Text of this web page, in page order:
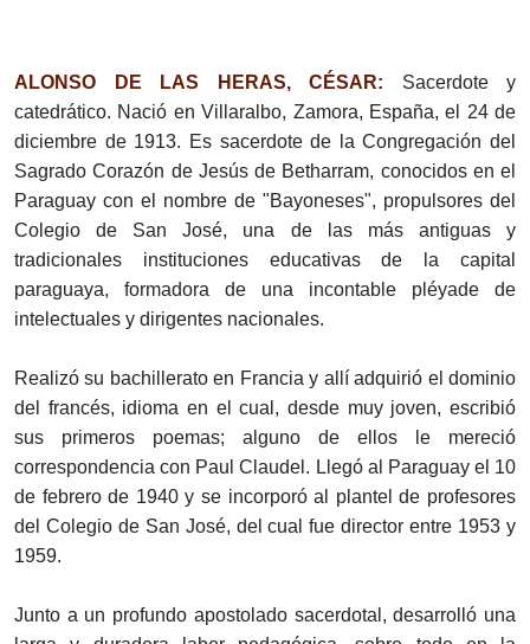
ALONSO DE LAS HERAS, CÉSAR: Sacerdote y
catedrático. Nació en Villaralbo, Zamora, España, el 24 de
diciembre de 1913. Es sacerdote de la Congregación del
Sagrado Corazón de Jesús de Betharram, conocidos en el
Paraguay con el nombre de "Bayoneses", propulsores del
Colegio de San José, una de las más antiguas y
tradicionales instituciones educativas de la capital
paraguaya, formadora de una incontable pléyade de
intelectuales y dirigentes nacionales.
Realizó su bachillerato en Francia y allí adquirió el dominio
del francés, idioma en el cual, desde muy joven, escribió
sus primeros poemas; alguno de ellos le mereció
correspondencia con Paul Claudel. Llegó al Paraguay el 10
de febrero de 1940 y se incorporó al plantel de profesores
del Colegio de San José, del cual fue director entre 1953 y
1959.
Junto a un profundo apostolado sacerdotal, desarrolló una